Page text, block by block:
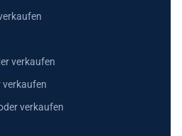
verkaufen
verkaufen
verkaufen